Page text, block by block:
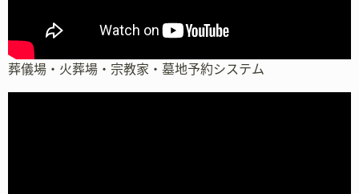
葬儀場・火葬場・宗教家・墓地予約システム